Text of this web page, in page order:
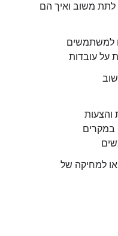
לתת משוב ואיך הם
למשתמשים
על עובדות
והצעות
במקרים
למחיקה של